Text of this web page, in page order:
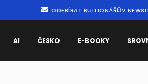
ODEBÍRAT BULLIONÁŘŮV
AI ČESKO E-BOOKY